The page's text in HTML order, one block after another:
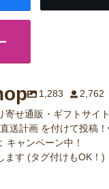
1,283
2,762
寄せ通販・ギフトサイ
送計画 を付けて投稿
ャンペーン中！
ます (タグ付けもOK！)